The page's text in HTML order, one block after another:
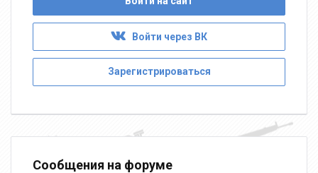
Войти через ВК
Зарегистрироваться
Сообщения на форуме